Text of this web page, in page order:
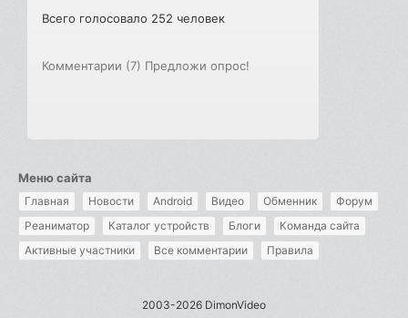
Всего голосовало 252 человек
Комментарии (7) Предложи опрос!
Меню сайта
Главная Новости Android Видео Обменник
Форум
Реаниматор
Каталог устройств Блоги
Команда сайта
Активные участники
Все комментарии Правила
2003-2026 DimonVideo